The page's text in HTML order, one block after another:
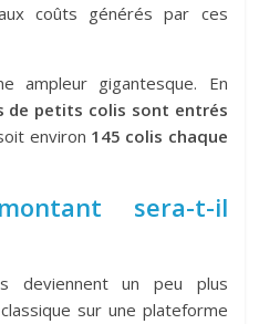
coûts générés par ces
ampleur gigantesque. En
de petits colis sont entrés
environ 145 colis chaque
sera-t-il
deviennent un peu plus
sur une plateforme